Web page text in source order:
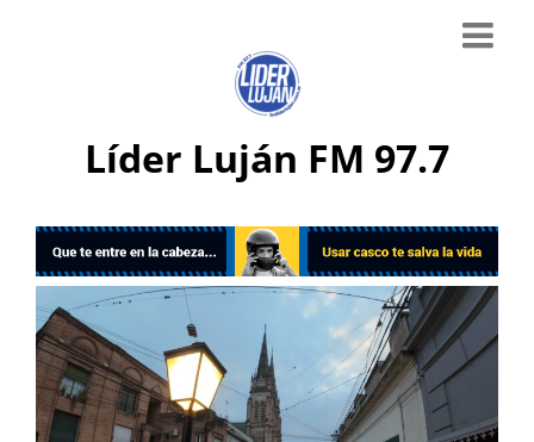
Líder Luján FM 97.7